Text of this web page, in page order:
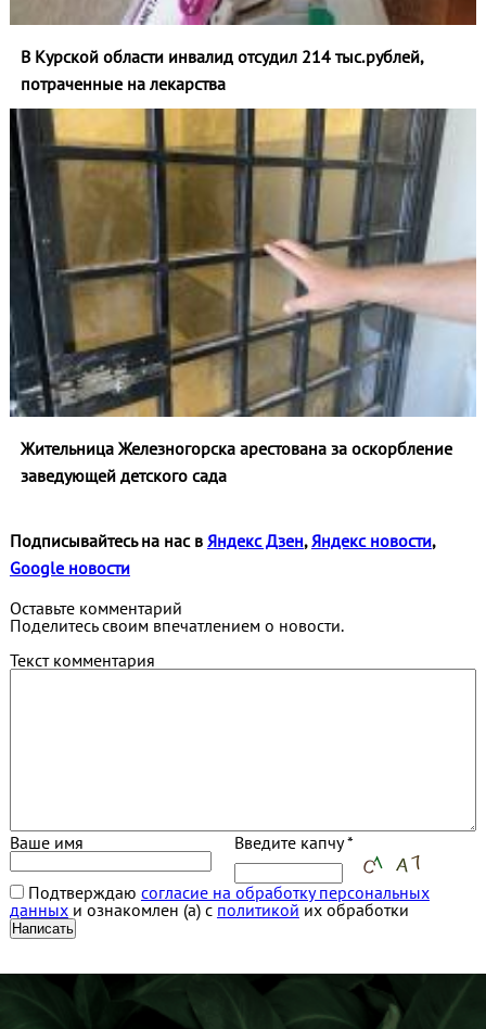
В Курской области инвалид отсудил 214 тыс.рублей,
потраченные на лекарства
Жительница Железногорска арестована за оскорбление
заведующей детского сада
Подписывайтесь на нас в Яндекс Дзен,Яндекс новости,
Google новости
Оставьте комментарий
Поделитесь своим впечатлением о новости.
Текст комментария
Ваше имя Введите капчу *
Подтверждаю согласие на обработку персональных
данныхи ознакомлен (а) с политикой их обработки